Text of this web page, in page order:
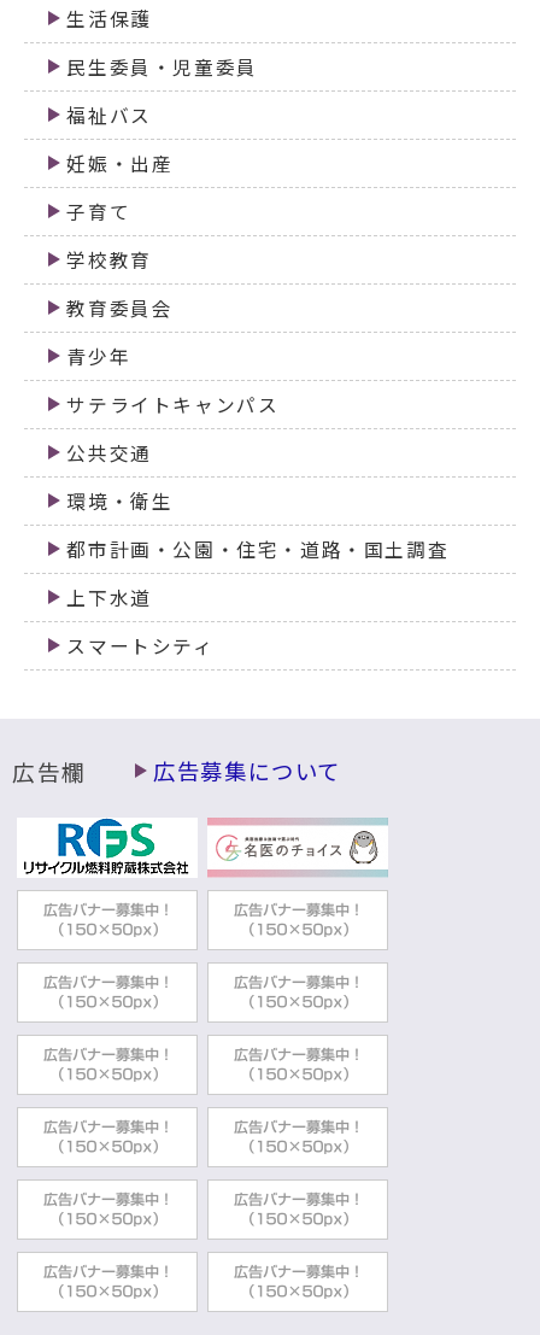
生活保護
民生委員・児童委員
福祉バス
妊娠・出産
子育て
学校教育
教育委員会
青少年
サテライトキャンパス
公共交通
環境・衛生
都市計画・公園・住宅・道路・国土調査
上下水道
スマートシティ
広告欄 広告募集について